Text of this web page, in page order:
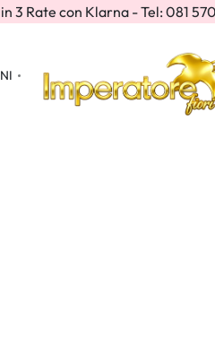
3 Rate con Klarna - Tel: 081